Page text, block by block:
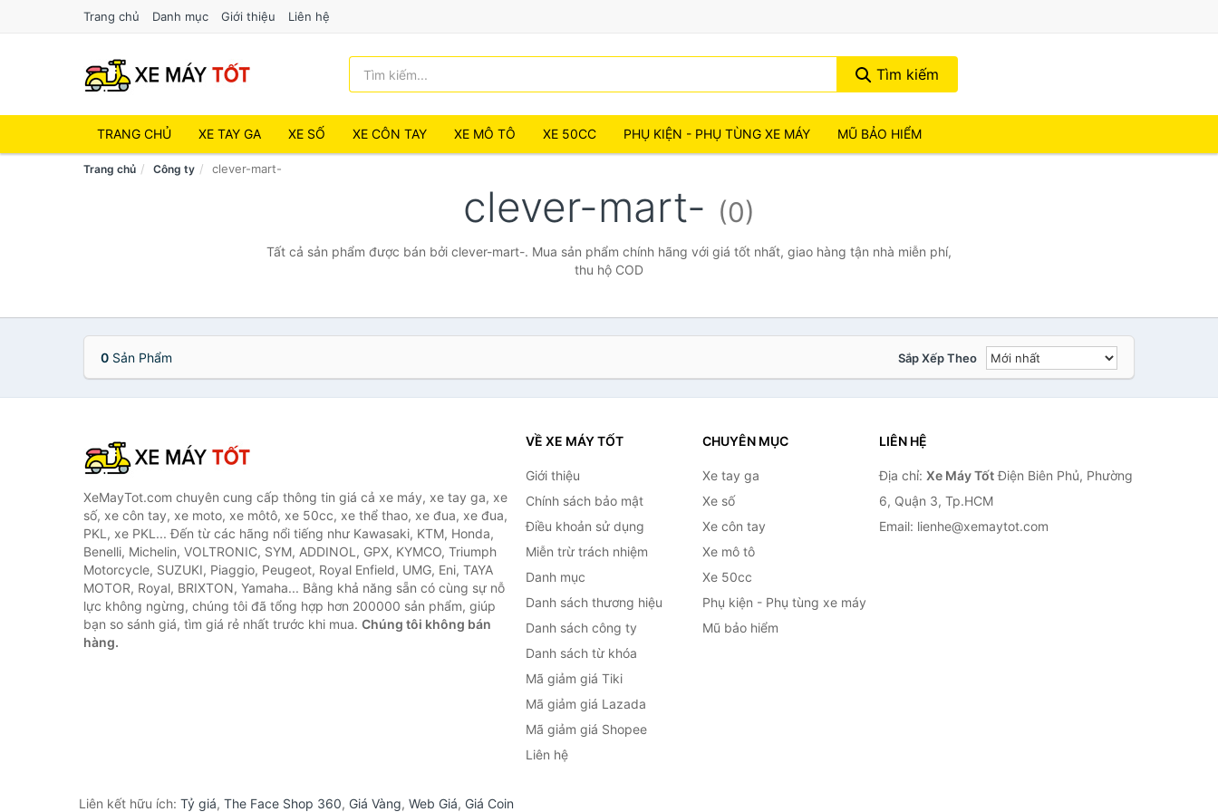
Trang chủ Danh mục Giới thiệu Liên hệ
Tìm kiếm
TRANG CHỦ XE TAY GA XE SỐ XE CÔN TAY XE MÔ TÔ XE 50CC PHỤ KIỆN - PHỤ TÙNG XE MÁY MŨ BẢO HIỂM
Trang chủ Công ty clever-mart-
clever-mart- (0)
Tất cả sản phẩm được bán bởi clever-mart-. Mua sản phẩm chính hãng với giá tốt nhất, giao hàng tận nhà miễn phí,
thu hộ COD
0 Sản Phẩm Sắp Xếp Theo
XeMayTot.com chuyên cung cấp thông tin giá cả xe máy, xe tay ga, xe
số, xe côn tay, xe moto, xe môtô, xe 50cc, xe thể thao, xe đua, xe đua,
PKL, xe PKL... Đến từ các hãng nổi tiếng như Kawasaki, KTM, Honda,
Benelli, Michelin, VOLTRONIC, SYM, ADDINOL, GPX, KYMCO, Triumph
Motorcycle, SUZUKI, Piaggio, Peugeot, Royal Enfield, UMG, Eni, TAYA
MOTOR, Royal, BRIXTON, Yamaha... Bằng khả năng sẵn có cùng sự nỗ
lực không ngừng, chúng tôi đã tổng hợp hơn 200000 sản phẩm, giúp
bạn so sánh giá, tìm giá rẻ nhất trước khi mua. Chúng tôi không bán
hàng.
VỀ XE MÁY TỐT
Giới thiệu
Chính sách bảo mật
Điều khoản sử dụng
Miễn trừ trách nhiệm
Danh mục
Danh sách thương hiệu
Danh sách công ty
Danh sách từ khóa
Mã giảm giá Tiki
Mã giảm giá Lazada
Mã giảm giá Shopee
Liên hệ
CHUYÊN MỤC
Xe tay ga
Xe số
Xe côn tay
Xe mô tô
Xe 50cc
Phụ kiện - Phụ tùng xe máy
Mũ bảo hiểm
LIÊN HỆ
Địa chỉ: Xe Máy TốtĐiện Biên Phủ, Phường
6, Quận 3, Tp.HCM
Email: lienhe@xemaytot.com
Liên kết hữu ích: Tỷ giá, The Face Shop 360, Giá Vàng, Web Giá, Giá Coin